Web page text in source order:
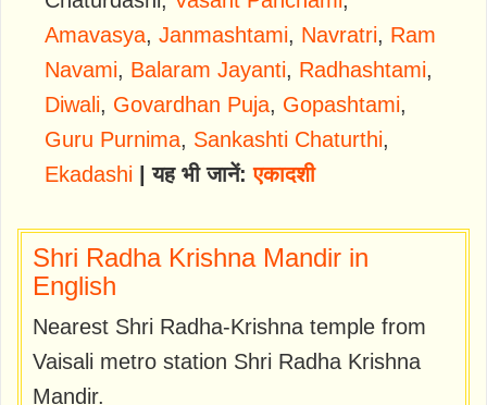
Amavasya, Janmashtami, Navratri, Ram
Navami, Balaram Jayanti, Radhashtami,
Diwali, Govardhan Puja, Gopashtami,
Guru Purnima, Sankashti Chaturthi,
Ekadashi | यह भी जानें:एकादशी
Shri Radha Krishna Mandir in
English
Nearest Shri Radha-Krishna temple from
Vaisali metro station Shri Radha Krishna
Mandir.